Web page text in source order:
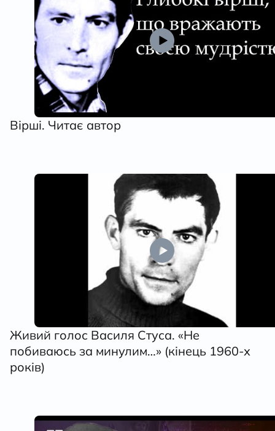
Вірші. Читає автор
Живий голос Василя Стуса. «Не
побиваюсь за минулим…» (кінець 1960-х
років)